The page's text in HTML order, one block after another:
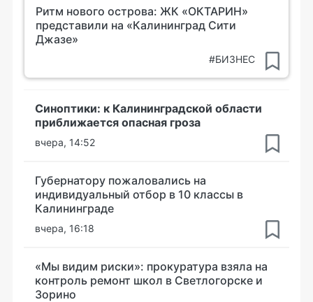
Ритм нового острова: ЖК «ОКТАРИН»
представили на «Калининград Сити
Джазе»
#БИЗНЕС
Синоптики: к Калининградской области
приближается опасная гроза
вчера, 14:52
Губернатору пожаловались на
индивидуальный отбор в 10 классы в
Калининграде
вчера, 16:18
«Мы видим риски»: прокуратура взяла на
контроль ремонт школ в Светлогорске и
Зорино